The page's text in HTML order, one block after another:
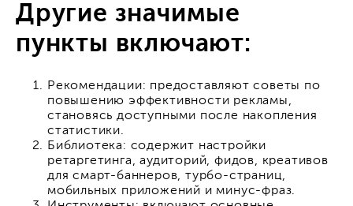
Другие значимые
пункты включают:
Рекомендации: предоставляют советы по
повышению эффективности рекламы,
становясь доступными после накопления
статистики.
Библиотека: содержит настройки
ретаргетинга, аудиторий, фидов, креативов
для смарт-баннеров, турбо-страниц,
мобильных приложений и минус-фраз.